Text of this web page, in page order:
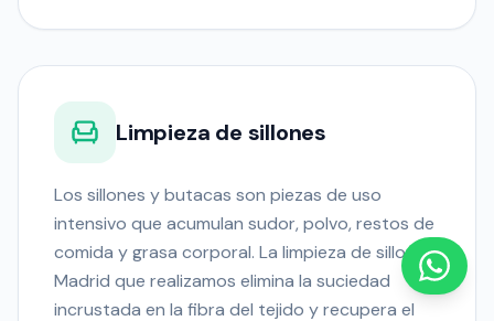
Limpieza de sillones
Los sillones y butacas son piezas de uso
intensivo que acumulan sudor, polvo, restos de
comida y grasa corporal. La limpieza de sillones
Madrid que realizamos elimina la suciedad
incrustada en la fibra del tejido y recupera el